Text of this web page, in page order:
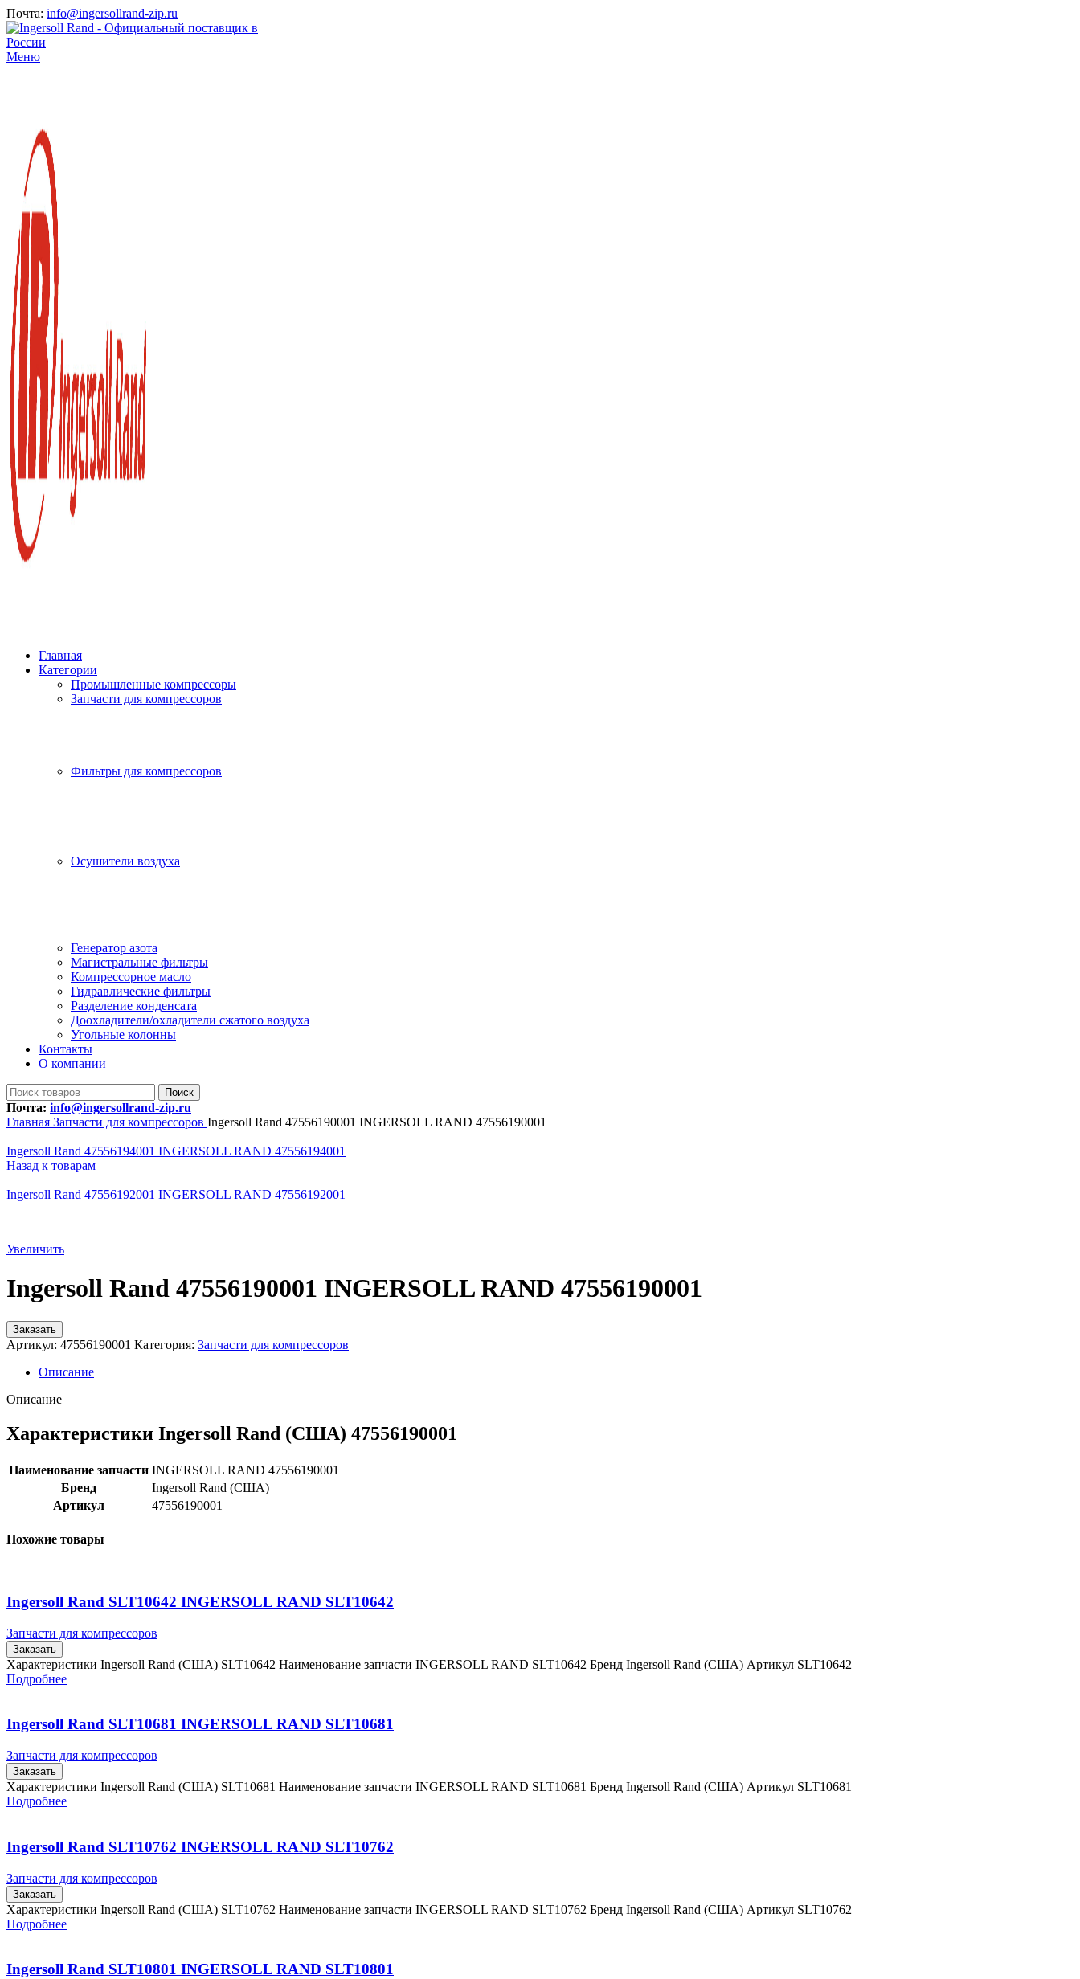
Почта: info@ingersollrand-zip.ru
Меню
Главная
Категории
Промышленные компрессоры
Запчасти для компрессоров
Фильтры для компрессоров
Осушители воздуха
Генератор азота
Магистральные фильтры
Компрессорное масло
Гидравлические фильтры
Разделение конденсата
Доохладители/охладители сжатого воздуха
Угольные колонны
Контакты
О компании
Поиск
Почта: info@ingersollrand-zip.ru
Главная Запчасти для компрессоров Ingersoll Rand 47556190001 INGERSOLL RAND 47556190001
Ingersoll Rand 47556194001 INGERSOLL RAND 47556194001
Назад к товарам
Ingersoll Rand 47556192001 INGERSOLL RAND 47556192001
Увеличить
Ingersoll Rand 47556190001 INGERSOLL RAND 47556190001
Заказать
Артикул: 47556190001 Категория: Запчасти для компрессоров
Описание
Описание
Характеристики Ingersoll Rand (США) 47556190001
Наименование запчасти INGERSOLL RAND 47556190001
Бренд
Ingersoll Rand (США)
Артикул
47556190001
Похожие товары
Ingersoll Rand SLT10642 INGERSOLL RAND SLT10642
Запчасти для компрессоров
Заказать
Характеристики Ingersoll Rand (США) SLT10642 Наименование запчасти INGERSOLL RAND SLT10642 Бренд Ingersoll Rand (США) Артикул SLT10642
Подробнее
Ingersoll Rand SLT10681 INGERSOLL RAND SLT10681
Запчасти для компрессоров
Заказать
Характеристики Ingersoll Rand (США) SLT10681 Наименование запчасти INGERSOLL RAND SLT10681 Бренд Ingersoll Rand (США) Артикул SLT10681
Подробнее
Ingersoll Rand SLT10762 INGERSOLL RAND SLT10762
Запчасти для компрессоров
Заказать
Характеристики Ingersoll Rand (США) SLT10762 Наименование запчасти INGERSOLL RAND SLT10762 Бренд Ingersoll Rand (США) Артикул SLT10762
Подробнее
Ingersoll Rand SLT10801 INGERSOLL RAND SLT10801